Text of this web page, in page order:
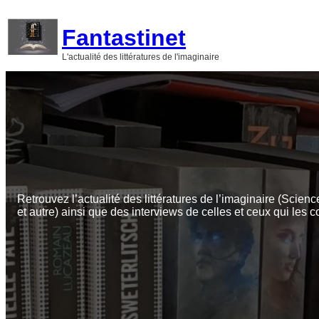
contenu
Fantastinet
L'actualité des littératures de l'imaginaire
Retrouvez l’actualité des littératures de l’imaginaire
et autre) ainsi que des interviews de celles et ceux qui les